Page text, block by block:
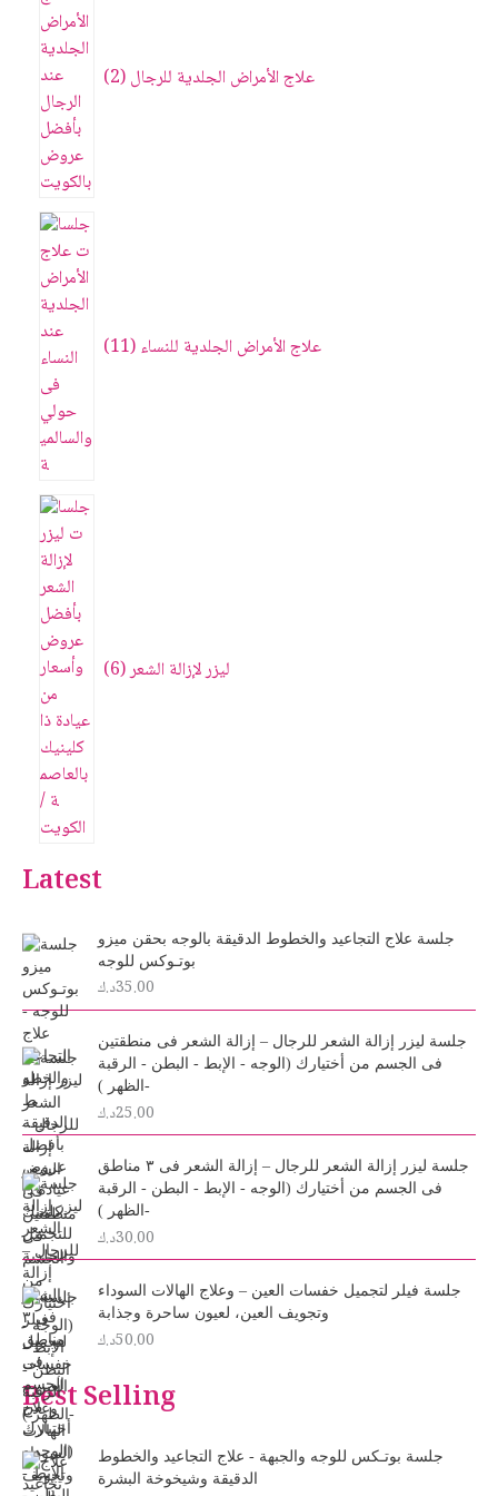
علاج الأمراض الجلدية للرجال 2
علاج الأمراض الجلدية للنساء 11
ليزر لإزالة الشعر 6
Latest
جلسة علاج التجاعيد والخطوط الدقيقة بالوجه بحقن ميزو
بوتـوكس للوجه
35.00د.ك
جلسة ليزر إزالة الشعر للرجال – إزالة الشعر فى منطقتين
فى الجسم من أختيارك (الوجه - الإبط - البطن - الرقبة
-الظهر )
25.00د.ك
جلسة ليزر إزالة الشعر للرجال – إزالة الشعر فى ٣ مناطق
فى الجسم من أختيارك (الوجه - الإبط - البطن - الرقبة
-الظهر )
30.00د.ك
جلسة فيلر لتجميل خفسات العين – وعلاج الهالات السوداء
وتجويف العين، لعيون ساحرة وجذابة
50.00د.ك
Best Selling
جلسة بوتـكس للوجه والجبهة - علاج التجاعيد والخطوط
الدقيقة وشيخوخة البشرة